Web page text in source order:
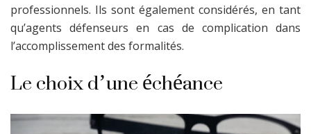
professionnels. Ils sont également considérés, en tant
qu’agents défenseurs en cas de complication dans
l’accomplissement des formalités.
Le choix d’une échéance